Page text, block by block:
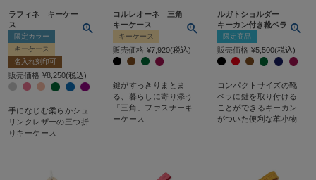
ラフィネ キーケー
ス
限定カラー
キーケース
名入れ刻印可
販売価格 ¥8,250 税込
手になじむ柔らかシュ
リンクレザーの三つ折
りキーケース
コルレオーネ 三角
キーケース
キーケース
販売価格 ¥7,920 税込
鍵がすっきりまとま
る、暮らしに寄り添う
「三角」ファスナーキ
ーケース
ルガトショルダー
キーカン付き靴ベラ
限定商品
販売価格 ¥5,500 税込
コンパクトサイズの靴
ベラに鍵を取り付ける
ことができるキーカン
がついた便利な革小物